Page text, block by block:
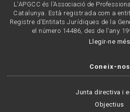
L'APGCC és l’Associació de
Catalunya. Està registrada com a
Registre d’Entitats Jurídiques de la
el número 14486, des de l’any
Llegir-ne més
Coneix-nos
Junta directiva i
Objectius